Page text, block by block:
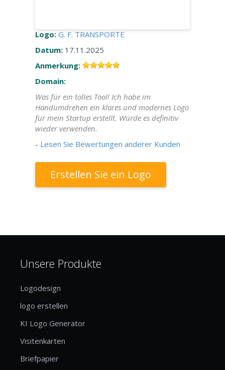
ANMELDEN
Logo: G. F. TRANSPORTE
Datum: 17.11.2025
Anmerkung:
Domain:
Was für ein tolles Tool! Ich habe im
Handumdrehen ein klares und modernes Logo
für mein Startup erstellt. Würde es definitiv
wieder verwenden.
- Lesen Sie Bewertungen anderer Kunden
Erstellen Sie ein Logo
Unsere Produkte
Logodesign
logo erstellen
KI Logo Generator
Visitenkarten
Briefpapier